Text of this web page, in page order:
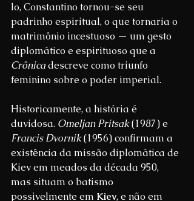
lo, Constantino tornou-se seu
padrinho espiritual, o que tornaria o
matrimônio incestuoso — um gesto
diplomático e espirituoso que a
Crônica descreve como triunfo
feminino sobre o poder imperial.
Historicamente, a história é
duvidosa. Omeljan Pritsak (1987) e
Francis Dvornik (1956) confirmam a
existência da missão diplomática de
Kiev em meados da década 950,
mas situam o batismo
possivelmente em Kiev, e não em